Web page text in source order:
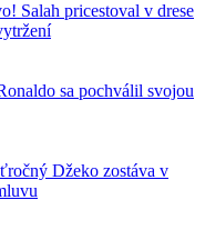
Salah pricestoval v drese
sa pochválil svojou
Džeko zostáva v